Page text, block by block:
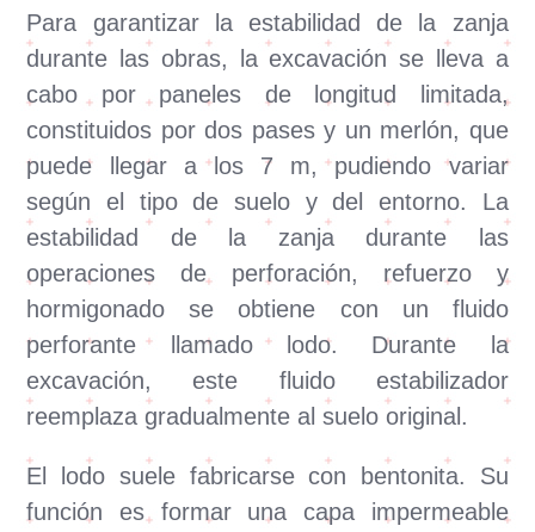
Para garantizar la estabilidad de la zanja
durante las obras, la excavación se lleva a
cabo por paneles de longitud limitada,
constituidos por dos pases y un merlón, que
puede llegar a los 7 m, pudiendo variar
según el tipo de suelo y del entorno. La
estabilidad de la zanja durante las
operaciones de perforación, refuerzo y
hormigonado se obtiene con un fluido
perforante llamado lodo. Durante la
excavación, este fluido estabilizador
reemplaza gradualmente al suelo original.
El lodo suele fabricarse con bentonita. Su
función es formar una capa impermeable